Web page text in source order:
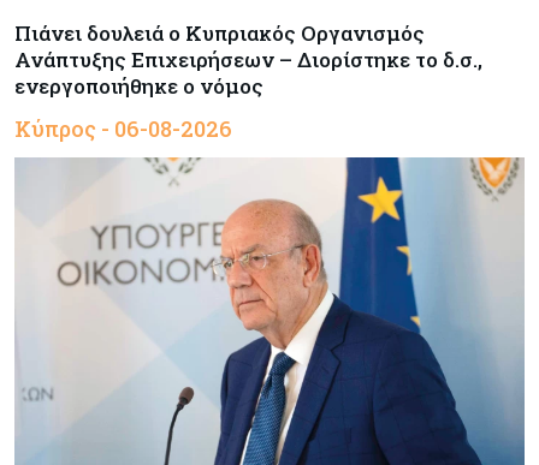
Πιάνει δουλειά ο Κυπριακός Οργανισμός
Ανάπτυξης Επιχειρήσεων – Διορίστηκε το δ.σ.,
ενεργοποιήθηκε ο νόμος
Κύπρος - 06-08-2026